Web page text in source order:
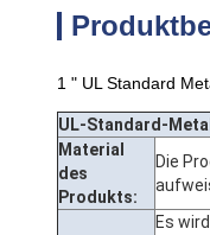
1 " UL Standard
UL-Standard-
Material
des
Produkts:
Die
Es